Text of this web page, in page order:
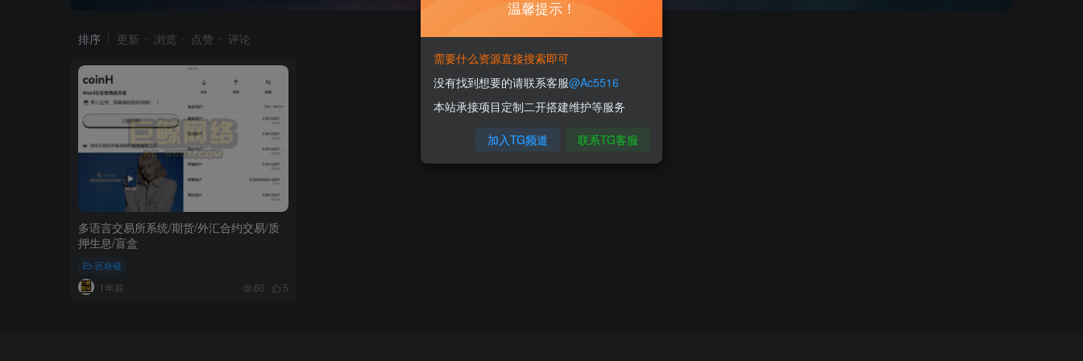
排序 更新 浏览 点赞 评论
多语言交易所系统/期货/外汇合约交易/质
押生息/盲盒
区块链
1年前 60 5
温馨提示！
需要什么资源直接搜索即可
没有找到想要的请联系客服@Ac5516
本站承接项目定制二开搭建维护等服务
加入TG频道 联系TG客服